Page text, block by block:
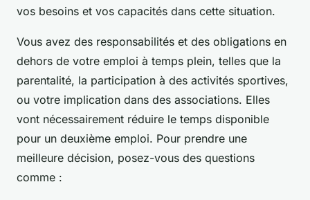
vos besoins et vos capacités dans cette situation.
Vous avez des responsabilités et des obligations en
dehors de votre emploi à temps plein, telles que la
parentalité, la participation à des activités sportives,
ou votre implication dans des associations. Elles
vont nécessairement réduire le temps disponible
pour un deuxième emploi. Pour prendre une
meilleure décision, posez-vous des questions
comme :